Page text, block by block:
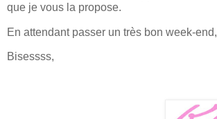
que je vous la propose.
En attendant passer un très bon week-end,
Bisessss,